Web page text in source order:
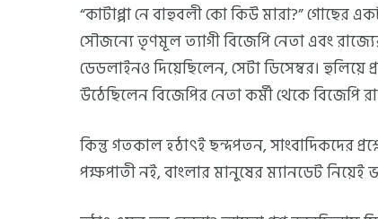
“কাটাপ্পা নে বাহুবলী কো কিউ মারা?” গোছের
সৌজন্যে তৃণমূল ত্যাগী বিজেপি নেতা এবং
ডেডলাইনও দিয়েছিলেন, সেটা ডিসেম্বর। হুলিয়ে
উঠেছিলেন বিজেপির নেতা কর্মী থেকে বিজেপি
কিন্তু গতকাল হঠাৎই ছন্দপতন, সাংবাদিকদের
পক্ষপাতী নই, বাংলার মানুষের ম্যানডেট